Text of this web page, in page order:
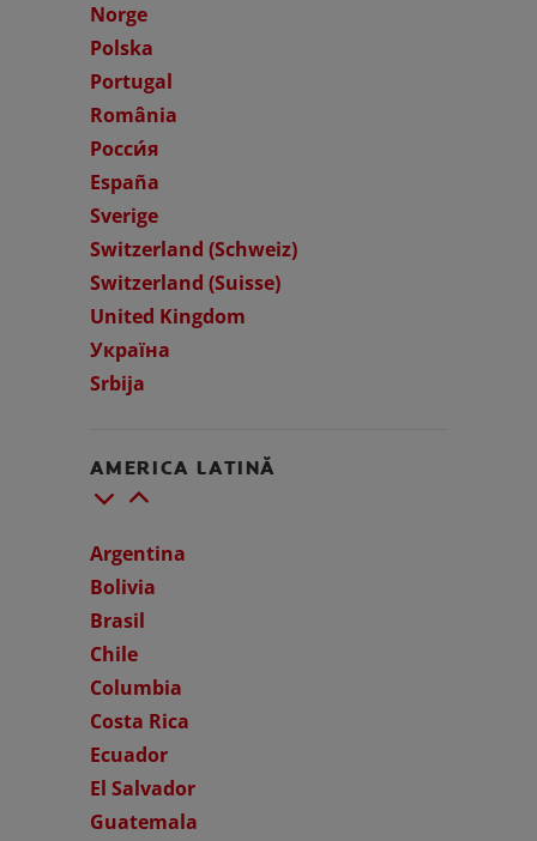
Norge
Polska
Portugal
România
Росси́я
España
Sverige
Switzerland (Schweiz)
Switzerland (Suisse)
United Kingdom
Україна
Srbija
AMERICA LATINĂ
Argentina
Bolivia
Brasil
Chile
Columbia
Costa Rica
Ecuador
El Salvador
Guatemala